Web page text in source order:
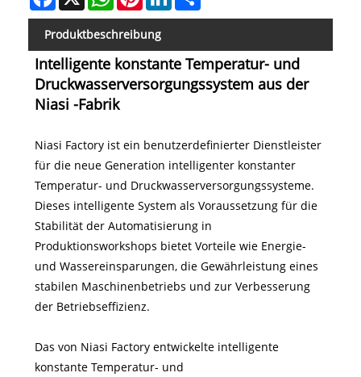
Produktbeschreibung
Intelligente konstante Temperatur- und
Druckwasserversorgungssystem aus der
Niasi -Fabrik
Niasi Factory ist ein benutzerdefinierter Dienstleister
für die neue Generation intelligenter konstanter
Temperatur- und Druckwasserversorgungssysteme.
Dieses intelligente System als Voraussetzung für die
Stabilität der Automatisierung in
Produktionsworkshops bietet Vorteile wie Energie-
und Wassereinsparungen, die Gewährleistung eines
stabilen Maschinenbetriebs und zur Verbesserung
der Betriebseffizienz.
Das von Niasi Factory entwickelte intelligente
konstante Temperatur- und